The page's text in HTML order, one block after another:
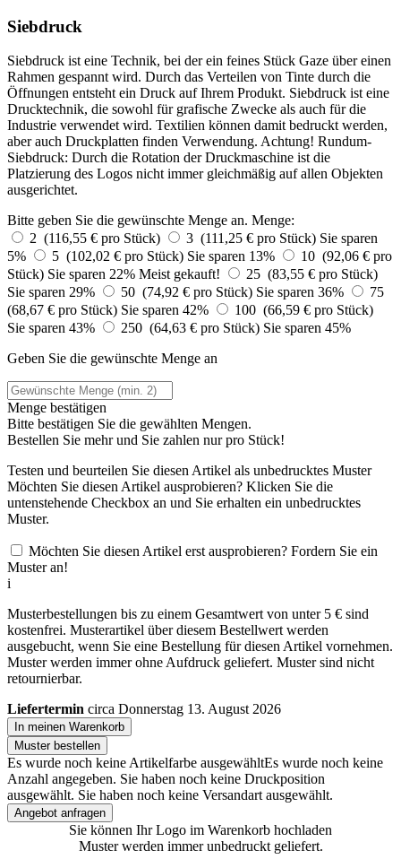
Siebdruck
Siebdruck ist eine Technik, bei der ein feines Stück Gaze über einen
Rahmen gespannt wird. Durch das Verteilen von Tinte durch die
Öffnungen entsteht ein Druck auf Ihrem Produkt. Siebdruck ist eine
Drucktechnik, die sowohl für grafische Zwecke als auch für die
Industrie verwendet wird. Textilien können damit bedruckt werden,
aber auch Druckplatten finden Verwendung. Achtung! Rundum-
Siebdruck: Durch die Rotation der Druckmaschine ist die
Platzierung des Logos nicht immer gleichmäßig auf allen Objekten
ausgerichtet.
Bitte geben Sie die gewünschte Menge an. Menge:
2 (116,55 € pro Stück)
3 (111,25 € pro Stück) Sie sparen
5%
5 (102,02 € pro Stück) Sie sparen 13%
10 (92,06 € pro
Stück) Sie sparen 22% Meist gekauft!
25 (83,55 € pro Stück)
Sie sparen 29%
50 (74,92 € pro Stück) Sie sparen 36%
75
(68,67 € pro Stück) Sie sparen 42%
100 (66,59 € pro Stück)
Sie sparen 43%
250 (64,63 € pro Stück) Sie sparen 45%
Geben Sie die gewünschte Menge an
Menge bestätigen
Bitte bestätigen Sie die gewählten Mengen.
Bestellen Sie mehr und Sie zahlen nurpro Stück!
Testen und beurteilen Sie diesen Artikel als unbedrucktes Muster
Möchten Sie diesen Artikel ausprobieren? Klicken Sie die
untenstehende Checkbox an und Sie erhalten ein unbedrucktes
Muster.
Möchten Sie diesen Artikel erst ausprobieren? Fordern Sie ein
Muster an!
i
Musterbestellungen bis zu einem Gesamtwert von unter 5 € sind
kostenfrei. Musterartikel über diesem Bestellwert werden
ausgebucht, wenn Sie eine Bestellung für diesen Artikel vornehmen.
Muster werden immer ohne Aufdruck geliefert. Muster sind nicht
retournierbar.
Liefertermin circa Donnerstag 13. August 2026
In meinen Warenkorb
Muster bestellen
Es wurde noch keine Artikelfarbe ausgewähltEs wurde noch keine
Anzahl angegeben. Sie haben noch keine Druckposition
ausgewählt. Sie haben noch keine Versandart ausgewählt.
Angebot anfragen
Sie können Ihr Logo im Warenkorb hochladen
Muster werden immer unbedruckt geliefert.